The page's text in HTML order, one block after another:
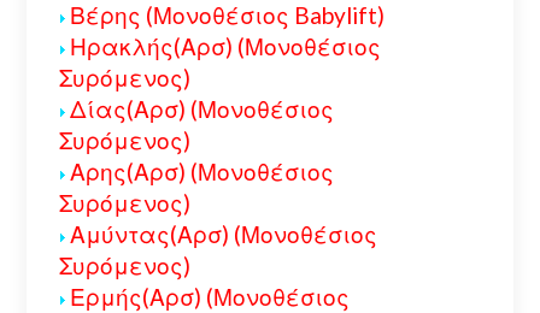
Βέρης (Μονοθέσιος Babylift)
Ηρακλής(Αρσ) (Μονοθέσιος
Συρόμενος)
Δίας(Αρσ) (Μονοθέσιος
Συρόμενος)
Αρης(Αρσ) (Μονοθέσιος
Συρόμενος)
Αμύντας(Αρσ) (Μονοθέσιος
Συρόμενος)
Ερμής(Αρσ) (Μονοθέσιος